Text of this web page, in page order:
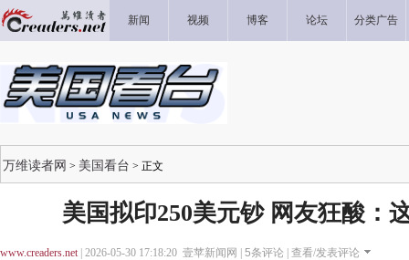
新闻 视频 博客 论坛 分类广告
万维读者网 > 美国看台 > 正文
美国拟印250美元钞 网友狂酸：
www.creaders.net| 2026-05-30 17:18:20 壹苹新闻网 | 5条评论 | 查看/发表评论